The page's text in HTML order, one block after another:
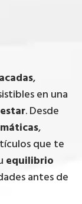
,
en una
. Desde
,
que te
equilibrio
antes de